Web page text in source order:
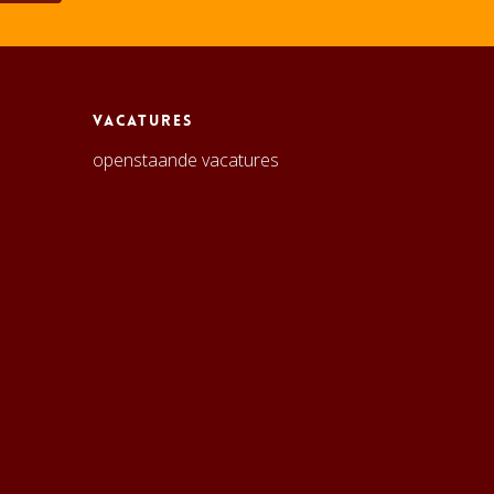
Vacatures
openstaande vacatures